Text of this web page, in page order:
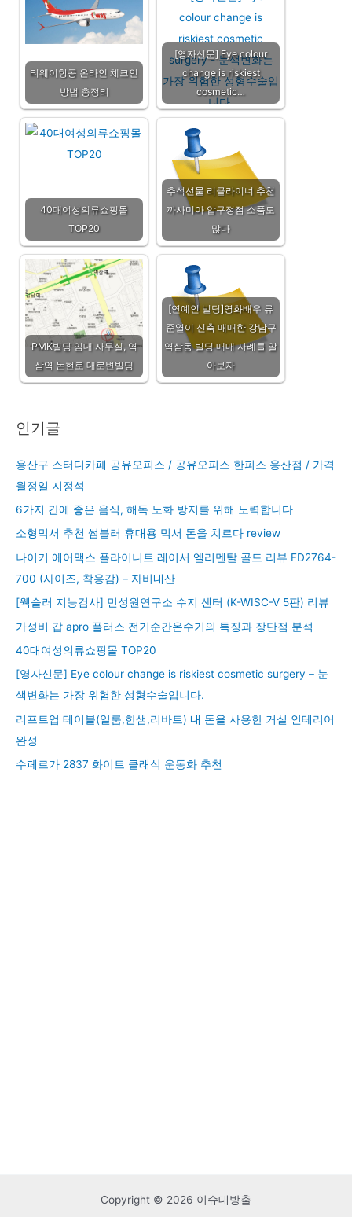
티웨이항공 온라인 체크인
방법 총정리
[영자신문] Eye colour
change is riskiest
cosmetic…
40대여성의류쇼핑몰
TOP20
추석선물 리클라이너 추천
까사미아 압구정점 소품도
많다
PMK빌딩 임대 사무실, 역
삼역 논현로 대로변빌딩
[연예인 빌딩]영화배우 류
준열이 신축 매매한 강남구
역삼동 빌딩 매매 사례를 알
아보자
인기글
용산구 스터디카페 공유오피스 / 공유오피스 한피스 용산점 / 가격
월정일 지정석
6가지 간에 좋은 음식, 해독 노화 방지를 위해 노력합니다
소형믹서 추천 썸블러 휴대용 믹서 돈을 치르다 review
나이키 에어맥스 플라이니트 레이서 엘리멘탈 골드 리뷰 FD2764-
700 (사이즈, 착용감) – 자비내산
[웩슬러 지능검사] 민성원연구소 수지 센터 (K-WISC-V 5판) 리뷰
가성비 갑 apro 플러스 전기순간온수기의 특징과 장단점 분석
40대여성의류쇼핑몰 TOP20
[영자신문] Eye colour change is riskiest cosmetic surgery – 눈
색변화는 가장 위험한 성형수술입니다.
리프트업 테이블(일룸,한샘,리바트) 내 돈을 사용한 거실 인테리어
완성
수페르가 2837 화이트 클래식 운동화 추천
Copyright © 2026 이슈대방출